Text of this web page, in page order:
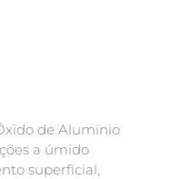
de Alumínio
a úmido
superficial,